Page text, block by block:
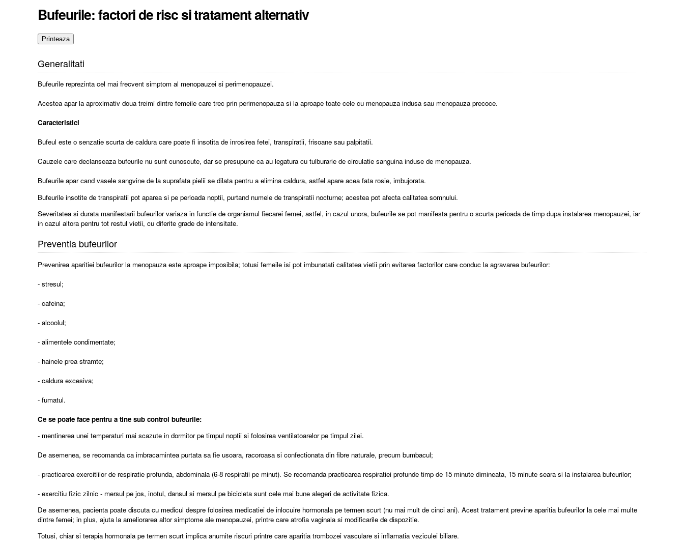
Bufeurile: factori de risc si tratament alternativ
Generalitati
Bufeurile reprezinta cel mai frecvent simptom al menopauzei si perimenopauzei.
Acestea apar la aproximativ doua treimi dintre femeile care trec prin perimenopauza si la aproape toate cele cu menopauza indusa sau menopauza precoce.
Caracteristici
Bufeul este o senzatie scurta de caldura care poate fi insotita de inrosirea fetei, transpiratii, frisoane sau palpitatii.
Cauzele care declanseaza bufeurile nu sunt cunoscute, dar se presupune ca au legatura cu tulburarie de circulatie sanguina induse de menopauza.
Bufeurile apar cand vasele sangvine de la suprafata pielii se dilata pentru a elimina caldura, astfel apare acea fata rosie, imbujorata.
Bufeurile insotite de transpiratii pot aparea si pe perioada noptii, purtand numele de transpiratii nocturne; acestea pot afecta calitatea somnului.
Severitatea si durata manifestarii bufeurilor variaza in functie de organismul fiecarei femei, astfel, in cazul unora, bufeurile se pot manifesta pentru o scurta perioada de timp dupa instalarea menopauzei, iar
in cazul altora pentru tot restul vietii, cu diferite grade de intensitate.
Preventia bufeurilor
Prevenirea aparitiei bufeurilor la menopauza este aproape imposibila; totusi femeile isi pot imbunatati calitatea vietii prin evitarea factorilor care conduc la agravarea bufeurilor:
- stresul;
- cafeina;
- alcoolul;
- alimentele condimentate;
- hainele prea stramte;
- caldura excesiva;
- fumatul.
Ce se poate face pentru a tine sub control bufeurile:
- mentinerea unei temperaturi mai scazute in dormitor pe timpul noptii si folosirea ventilatoarelor pe timpul zilei.
De asemenea, se recomanda ca imbracamintea purtata sa fie usoara, racoroasa si confectionata din fibre naturale, precum bumbacul;
- practicarea exercitiilor de respiratie profunda, abdominala (6-8 respiratii pe minut). Se recomanda practicarea respiratiei profunde timp de 15 minute dimineata, 15 minute seara si la instalarea bufeurilor;
- exercitiu fizic zilnic - mersul pe jos, inotul, dansul si mersul pe bicicleta sunt cele mai bune alegeri de activitate fizica.
De asemenea, pacienta poate discuta cu medicul despre folosirea medicatiei de inlocuire hormonala pe termen scurt (nu mai mult de cinci ani). Acest tratament previne aparitia bufeurilor la cele mai multe
dintre femei; in plus, ajuta la ameliorarea altor simptome ale menopauzei, printre care atrofia vaginala si modificarile de dispozitie.
Totusi, chiar si terapia hormonala pe termen scurt implica anumite riscuri printre care aparitia trombozei vasculare si inflamatia veziculei biliare.